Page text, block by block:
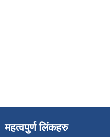
महत्वपुर्ण लिंकहरु